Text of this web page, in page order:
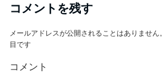
コメントを残す
メールアドレスが公開されることはありません。
目です
コメント